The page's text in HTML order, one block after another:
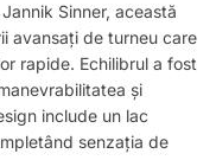
Sinner, această
avansați de turneu care
rapide. Echilibrul a fost
și
include un lac
senzația de